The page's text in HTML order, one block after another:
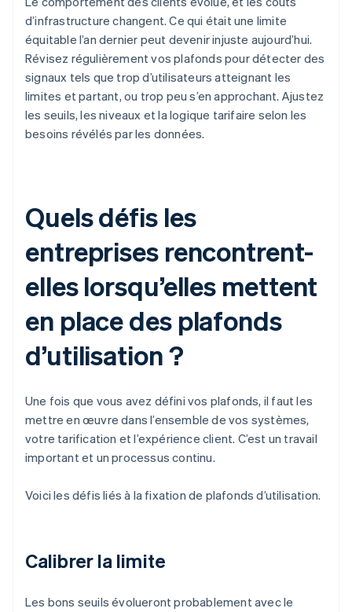
d’infrastructure changent. Ce qui était une limite
équitable l’an dernier peut devenir injuste aujourd’hui.
Révisez régulièrement vos plafonds pour détecter des
signaux tels que trop d’utilisateurs atteignant les
limites et partant, ou trop peu s’en approchant. Ajustez
les seuils, les niveaux et la logique tarifaire selon les
besoins révélés par les données.
Quels défis les
entreprises rencontrent-
elles lorsqu’elles mettent
en place des plafonds
d’utilisation ?
Une fois que vous avez défini vos plafonds, il faut les
mettre en œuvre dans l’ensemble de vos systèmes,
votre tarification et l’expérience client. C’est un travail
important et un processus continu.
Voici les défis liés à la fixation de plafonds d’utilisation.
Calibrer la limite
Les bons seuils évolueront probablement avec le